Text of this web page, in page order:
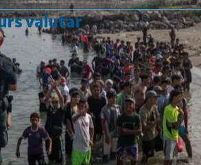
valutar
Curs valutar: 06 Aug 2026
EUR: 5,2513 RON
+0,0024 ▲
USD: 4,5507 RON
+0,0027 ▲
CHF : 5,6221 RON
+0,0011 ▲
GBP : 6,1236 RON
-0,0008 ▼
Convertor valutar